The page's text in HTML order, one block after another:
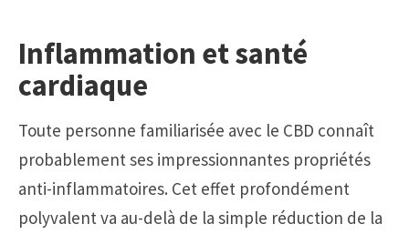
Inflammation et santé
cardiaque
Toute personne familiarisée avec le CBD connaît
probablement ses impressionnantes propriétés
anti-inflammatoires. Cet effet profondément
polyvalent va au-delà de la simple réduction de la